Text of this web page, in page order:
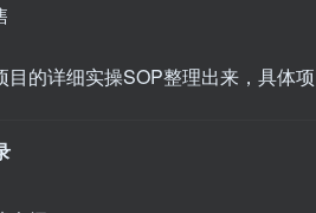
的详细实操SOP整理出来，具体